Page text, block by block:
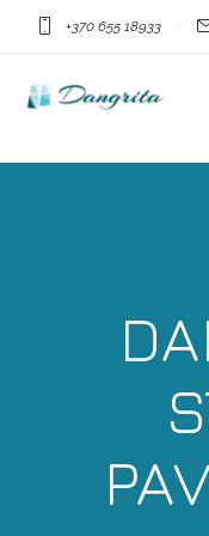
+370 655 18933